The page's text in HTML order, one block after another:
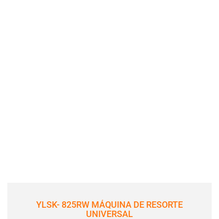
YLSK- 825RW MÁQUINA DE RESORTE
UNIVERSAL